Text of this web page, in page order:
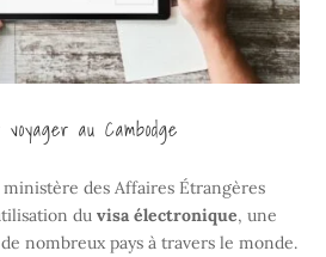
au Cambodge
ministère des Affaires Étrangères
du visa électronique, une
nombreux pays à travers le monde.